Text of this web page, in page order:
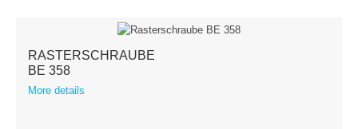
RASTERSCHRAUBE
BE 358
More details